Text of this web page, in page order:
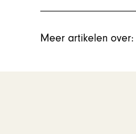
Meer artikelen over: